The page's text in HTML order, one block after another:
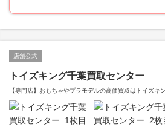
店舗公式
トイズキング千葉買取センター
【専門店】おもちゃやプラモデルの高価買取はトイズキン